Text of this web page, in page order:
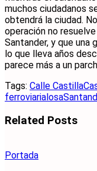
muchos ciudadanos
obtendrá la ciudad.
operación no
Santander, y que una
lo que lleva años
parece más a un
Tags: Calle Castilla
ferroviarialosa
Related Posts
Portada